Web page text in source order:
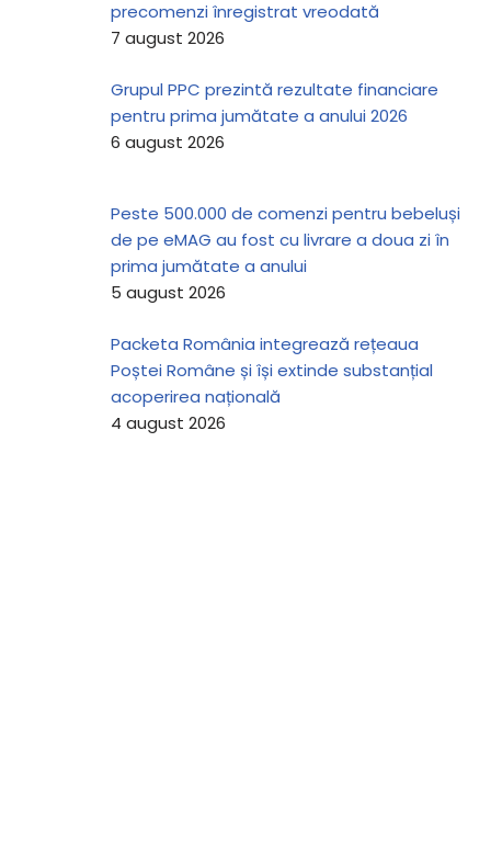
precomenzi înregistrat vreodată
7 august 2026
Grupul PPC prezintă rezultate financiare
pentru prima jumătate a anului 2026
6 august 2026
Peste 500.000 de comenzi pentru bebeluși
de pe eMAG au fost cu livrare a doua zi în
prima jumătate a anului
5 august 2026
Packeta România integrează rețeaua
Poștei Române și își extinde substanțial
acoperirea națională
4 august 2026